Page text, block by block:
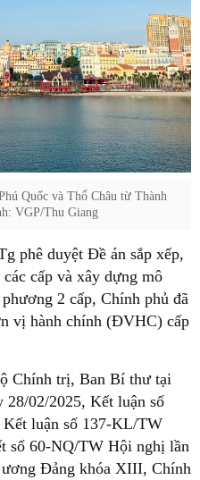
Quốc và Thổ Châu từ Thành
VGP/Thu Giang
phê duyệt Đề án sắp xếp,
cấp và xây dựng mô
2 cấp, Chính phủ đã
vị hành chính (ĐVHC) cấp
Chính trị, Ban Bí thư tại
02/2025, Kết luận số
luận số 137-KL/TW
số 60-NQ/TW Hội nghị lần
ương Đảng khóa XIII, Chính